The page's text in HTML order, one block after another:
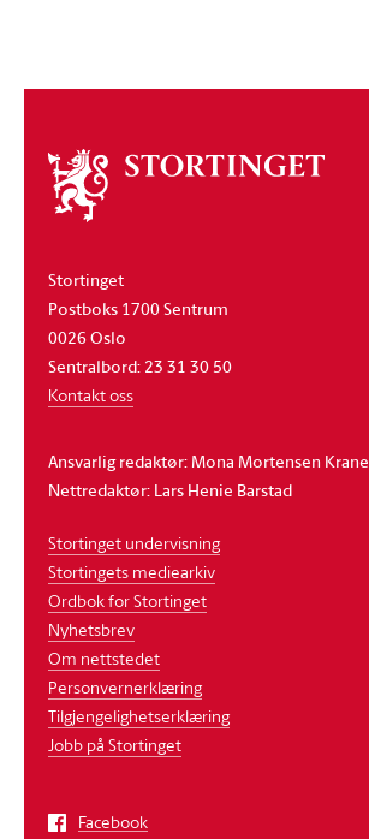
Om
stortinget
Stortinget
Postboks 1700 Sentrum
0026 Oslo
Sentralbord: 23 31 30 50
Kontakt oss
Ansvarlig redaktør: Mona Mortensen Krane
Nettredaktør: Lars Henie Barstad
Stortinget undervisning
Stortingets mediearkiv
Ordbok for Stortinget
Nyhetsbrev
Om nettstedet
Personvernerklæring
Tilgjengelighetserklæring
Jobb på Stortinget
Facebook